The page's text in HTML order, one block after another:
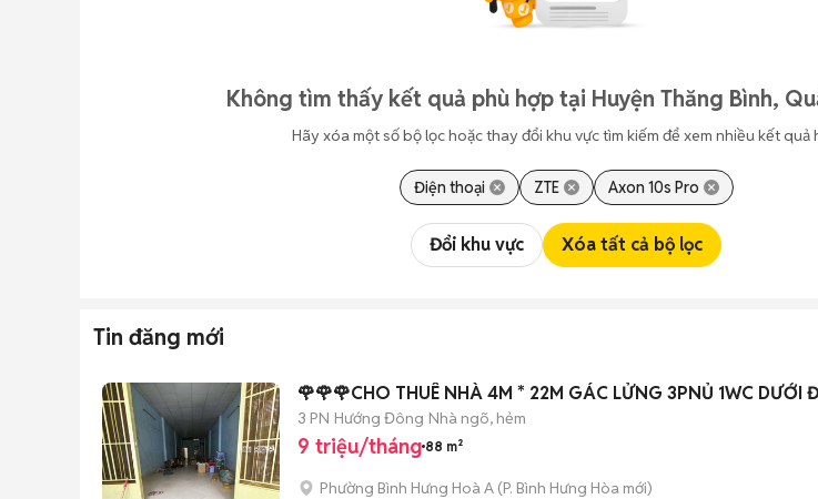
Không tìm thấy kết quả phù hợp tại Huyện Thăng Bình,
Hãy xóa một số bộ lọc hoặc thay đổi khu vực tìm kiếm để xem nhiều kết quả
Điện thoại ZTE Axon 10s Pro
Đổi khu vực Xóa tất cả bộ lọc
Tin đăng mới
🌹🌹🌹CHO THUÊ NHÀ 4M * 22M GÁC LỬNG 3PNỦ 1WC DƯỚI
3 PN Hướng Đông Nhà ngõ, hẻm
9 triệu/tháng 88 m²
Phường Bình Hưng Hoà A (P. Bình Hưng Hòa mới)